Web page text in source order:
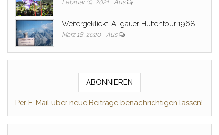
Februar 19, 2021 Aus
Weitergeklickt: Allgäuer Hüttentour 1968
März 18, 2020 Aus
ABONNIEREN
Per E-Mail über neue Beiträge benachrichtigen lassen!